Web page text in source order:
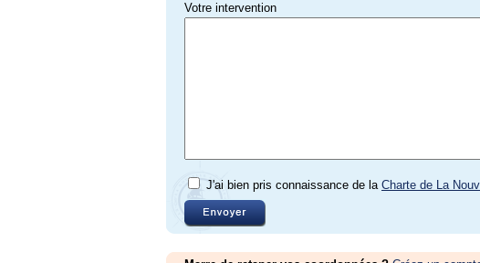
Votre intervention
J'ai bien pris connaissance de la Charte de La